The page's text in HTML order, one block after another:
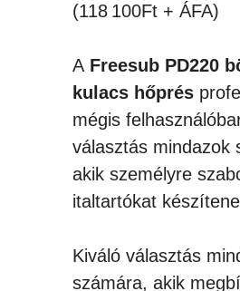
(118 100Ft + ÁFA)
A Freesub PD220
kulacs hőprés
mégis
választás mindazok
akik személyre
italtartókat
Kiváló választás
számára, akik